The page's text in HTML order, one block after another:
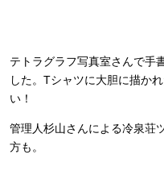
テトラグラフ写真室さんで手
した。Tシャツに大胆に描か
い！
管理人杉山さんによる冷泉荘
方も。